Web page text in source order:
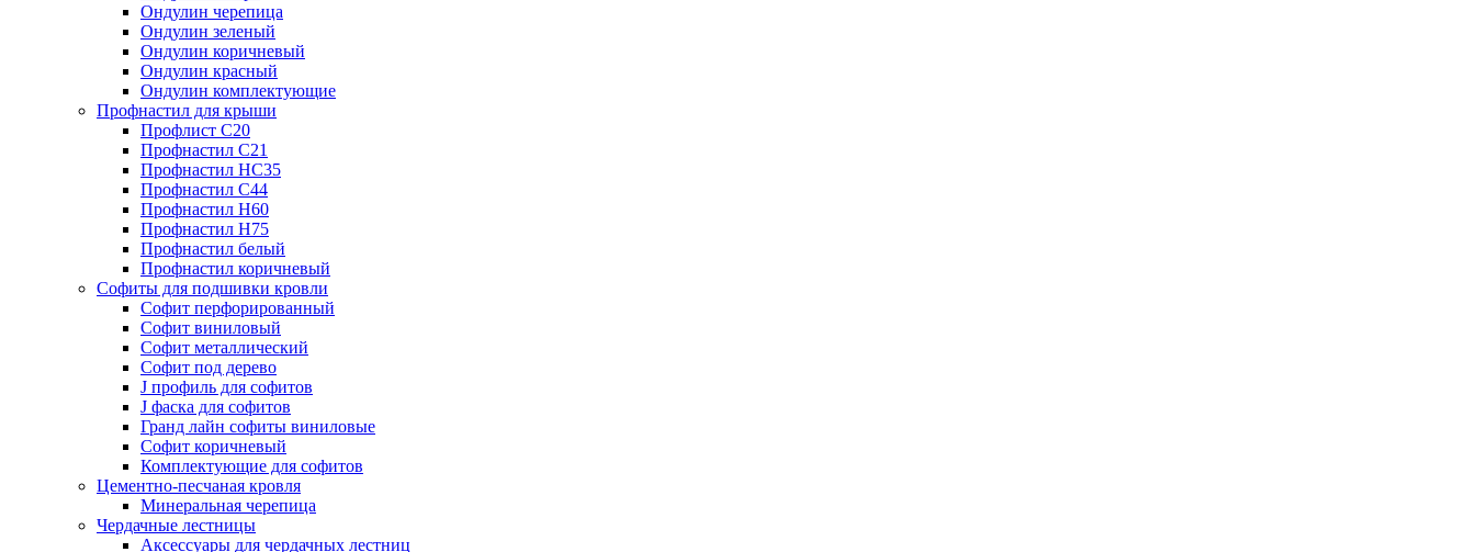
Ондулин черепица
Ондулин зеленый
Ондулин коричневый
Ондулин красный
Ондулин комплектующие
Профнастил для крыши
Профлист С20
Профнастил С21
Профнастил НС35
Профнастил С44
Профнастил Н60
Профнастил Н75
Профнастил белый
Профнастил коричневый
Софиты для подшивки кровли
Cофит перфорированный
Софит виниловый
Софит металлический
Софит под дерево
J профиль для софитов
J фаска для софитов
Гранд лайн софиты виниловые
Софит коричневый
Комплектующие для софитов
Цементно-песчаная кровля
Минеральная черепица
Чердачные лестницы
Аксессуары для чердачных лестниц